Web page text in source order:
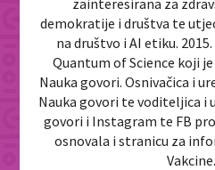
demokratije i društva te
na društvo i AI etiku.
Quantum of Science koji
Nauka govori. Osnivačica i
Nauka govori te voditeljica i
govori i Instagram te FB
osnovala i stranicu za